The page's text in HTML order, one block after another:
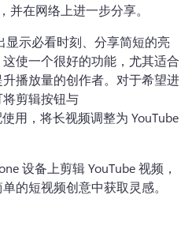
在网络上进一步分享。
显示必看时刻、分享简短的亮
这使一个很好的功能，尤其适合
播放量的创作者。 对于希望进
剪辑按钮与
用，将长视频调整为 YouTube
设备上剪辑 YouTube 视频，
的短视频创意中获取灵感。